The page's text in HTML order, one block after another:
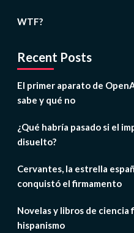
WTF?
Recent Posts
El primer aparato de
sabe y qué no
¿Qué habría pasado si el
disuelto?
Cervantes, la estrella
conquistó el firmamento
Novelas y libros de
hispanismo